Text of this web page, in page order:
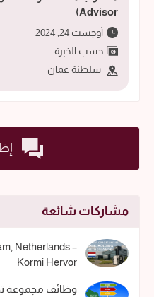
Advisor)
أوجست 24, 2024
حسب الخبرة
سلطنة عمان
مشاركات شائعة
Netherlands –
Kormi Hervor
وظائف مجموعة